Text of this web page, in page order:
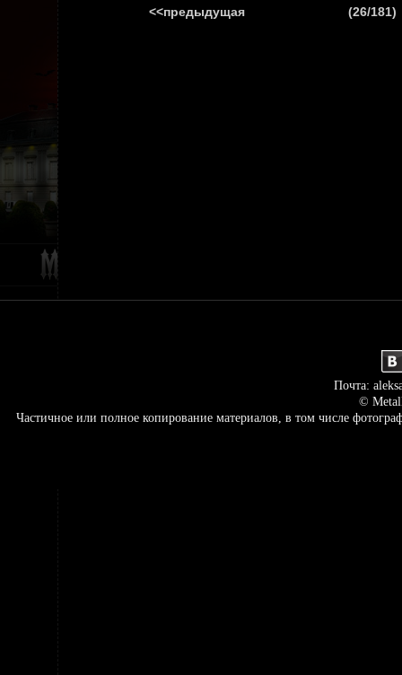
<<предыдущая (26/181)
Почта:
©
Частичное или полное копирование материалов, в том числе